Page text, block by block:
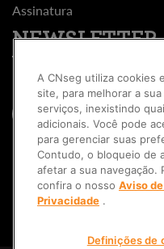
Assinatura
NEWSLETTER
A CNseg utiliza cookies
site, para melhorar a
serviços, inexistindo
adicionais. Você pode
para gerenciar suas
Contudo, o bloqueio de
afetar a sua navegação.
confira o nosso Aviso
Privacidade .
Definições de